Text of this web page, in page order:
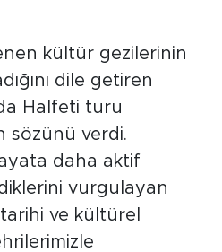
kültür gezilerinin
dile getiren
Halfeti turu
sözünü verdi.
daha aktif
vurgulayan
tarihi ve kültürel